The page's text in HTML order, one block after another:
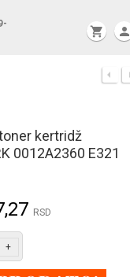
shopping_cart person
kertridž
0012A2360 E321
RSD
+